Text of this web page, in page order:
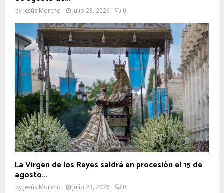
by Jesús Moreno julio 29, 2026 0
La Virgen de los Reyes saldrá en procesión el 15 de
agosto...
by Jesús Moreno julio 29, 2026 0